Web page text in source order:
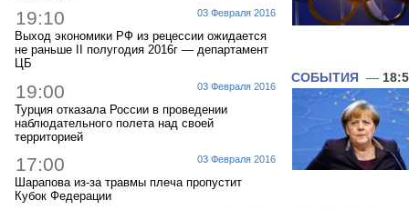
03 Февраля 2016
19:10
Выход экономики РФ из рецессии ожидается
не раньше II полугодия 2016г — департамент
ЦБ
03 Февраля 2016
19:00
Турция отказала России в проведении
наблюдательного полета над своей
территорией
03 Февраля 2016
17:00
Шарапова из-за травмы плеча пропустит
Кубок Федерации
СОБЫТИЯ —